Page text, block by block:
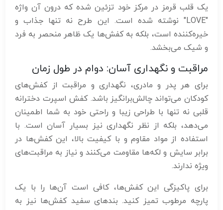
یک قلب قرمز در مرکز خود تزئین شده که درون آن واژه
"LOVE" نوشته شده است. این طرح نه تنها جذاب و
خیره‌کننده است، بلکه به کفش‌ها یک ظاهر منحصر به فرد
و شیک می‌بخشد.
مراقبت و نگهداری آسان: دوام در طول زمان
برای هر پدر و مادری، نگهداری و مراقبت از کفش‌های
کودکان می‌تواند چالش‌برانگیز باشد. کفش اسپرت دخترانه
قلبی نه تنها با طراحی زیبا و راحتی خود به شما اطمینان
می‌دهد، بلکه از نظر نگهداری نیز بسیار آسان است. با
استفاده از مواد مقاوم و با کیفیت بالا، این کفش‌ها در
برابر سایش و لکه‌ها مقاومت می‌کنند و نیاز به مراقبت‌های
ویژه ندارند.
برای پاکیزگی این کفش‌ها، کافی است آن‌ها را با یک
پارچه مرطوب تمیز کنید. بندهای سفید کفش‌ها نیز به